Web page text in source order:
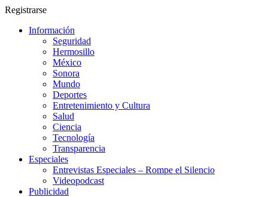
Registrarse
Información
Seguridad
Hermosillo
México
Sonora
Mundo
Deportes
Entretenimiento y Cultura
Salud
Ciencia
Tecnología
Transparencia
Especiales
Entrevistas Especiales – Rompe el Silencio
Videopodcast
Publicidad